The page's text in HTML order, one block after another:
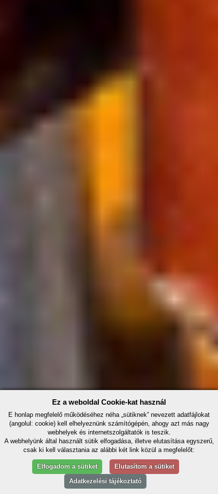
Ez a weboldal Cookie-kat használ
E honlap megfelelő működéséhez néha „sütiknek” nevezett adatfájlokat
(angolul: cookie) kell elhelyeznünk számítógépén, ahogy azt más nagy
webhelyek és internetszolgáltatók is teszik.
A webhelyünk által használt sütik elfogadása, illetve elutasítása egyszerű,
csak ki kell választania az alábbi két link közül a megfelelőt:
Elfogadom a sütiket
Elutasítom a sütiket
Adatkezelési tájékoztató